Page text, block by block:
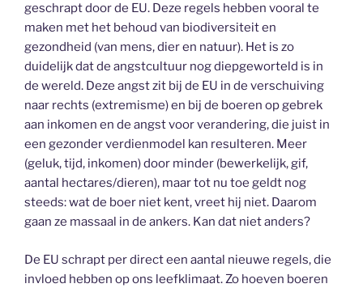
geschrapt door de EU. Deze regels hebben vooral te
maken met het behoud van biodiversiteit en
gezondheid (van mens, dier en natuur). Het is zo
duidelijk dat de angstcultuur nog diepgeworteld is in
de wereld. Deze angst zit bij de EU in de verschuiving
naar rechts (extremisme) en bij de boeren op gebrek
aan inkomen en de angst voor verandering, die juist in
een gezonder verdienmodel kan resulteren. Meer
(geluk, tijd, inkomen) door minder (bewerkelijk, gif,
aantal hectares/dieren), maar tot nu toe geldt nog
steeds: wat de boer niet kent, vreet hij niet. Daarom
gaan ze massaal in de ankers. Kan dat niet anders?
De EU schrapt per direct een aantal nieuwe regels, die
invloed hebben op ons leefklimaat. Zo hoeven boeren